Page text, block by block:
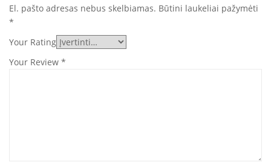
El. pašto adresas nebus skelbiamas. Būtini laukeliai pažymėti
*
Your Rating
Your Review *